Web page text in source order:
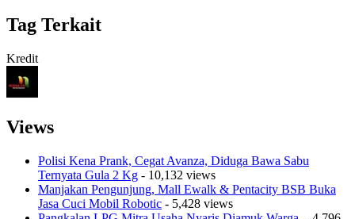
Tag Terkait
Kredit
Views
Polisi Kena Prank, Cegat Avanza, Diduga Bawa Sabu
Ternyata Gula 2 Kg - 10,132 views
Manjakan Pengunjung, Mall Ewalk & Pentacity BSB Buka
Jasa Cuci Mobil Robotic - 5,428 views